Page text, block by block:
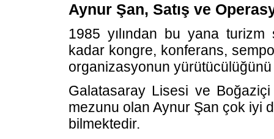
Aynur Şan, Satış ve
1985 yılından bu yana
kadar kongre, konferans,
organizasyonun yürütücülüğünü
Galatasaray Lisesi ve
mezunu olan Aynur Şan çok iyi
bilmektedir.